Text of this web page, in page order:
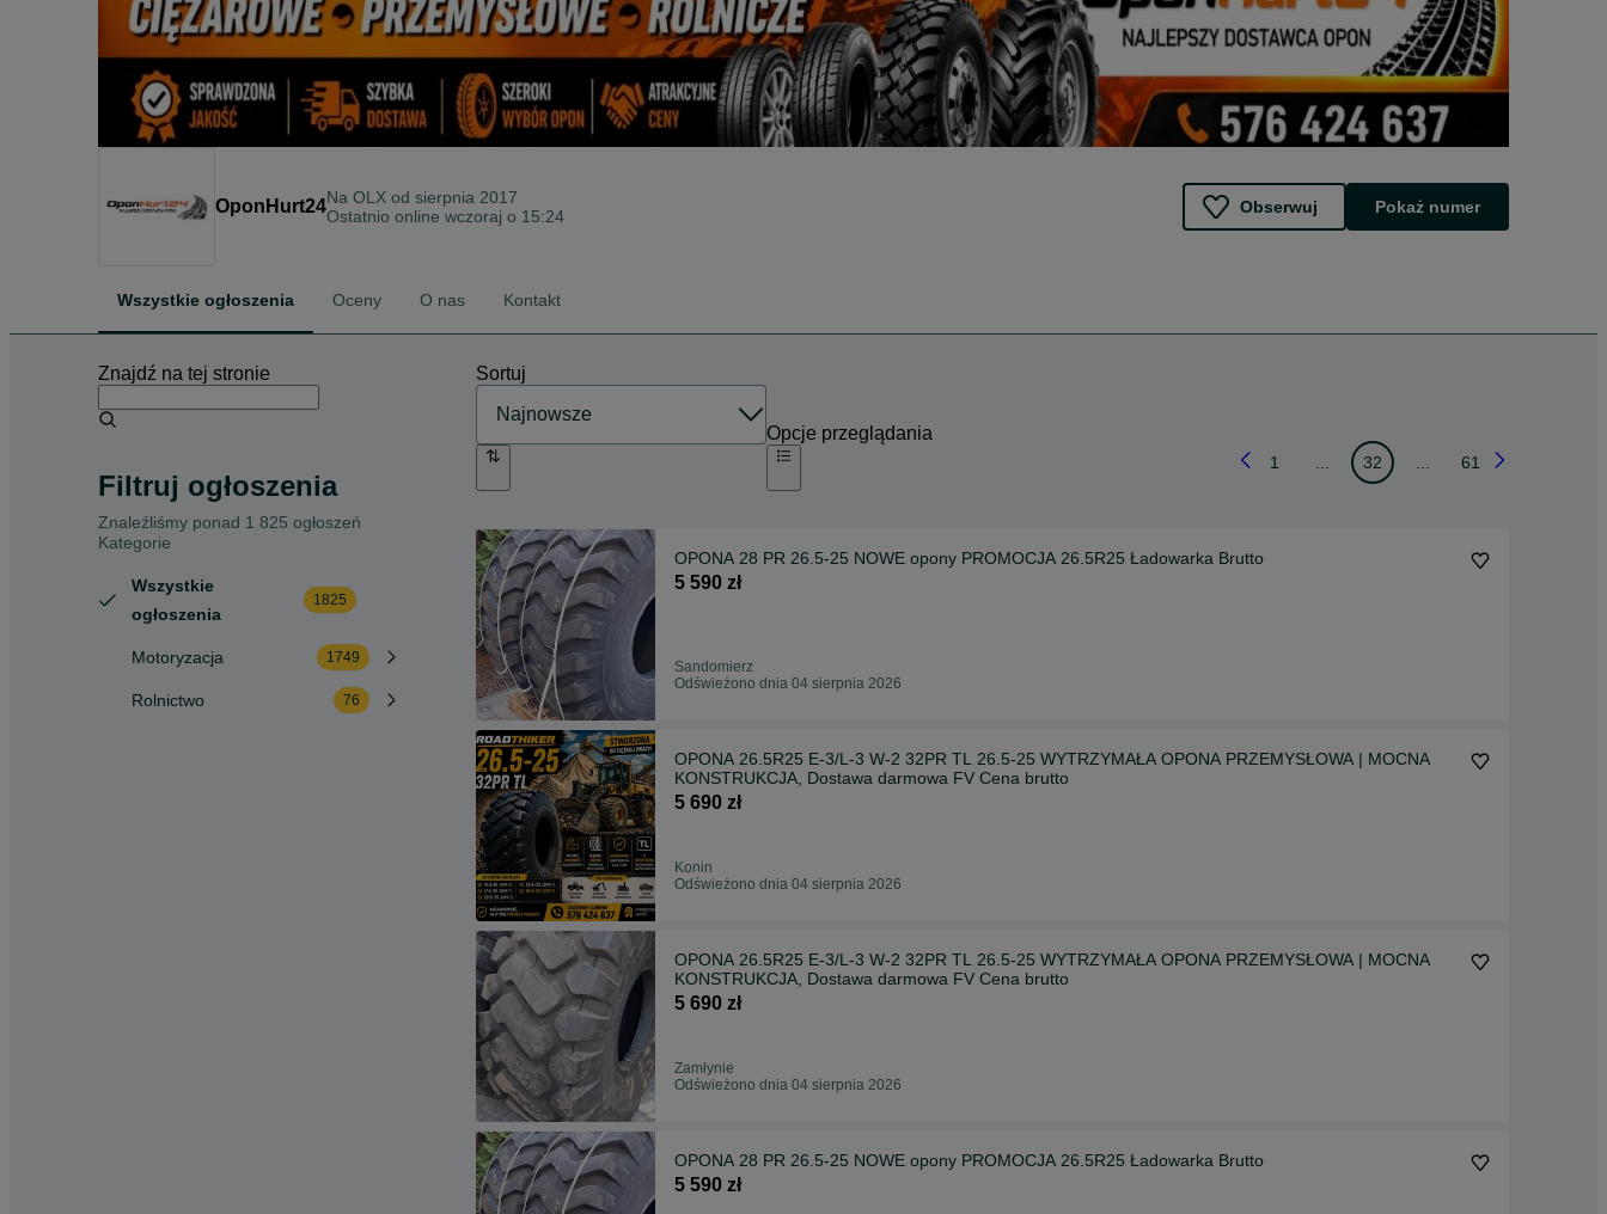
OponHurt24Na OLX od sierpnia 2017
Ostatnio online wczoraj o 15:24
Obserwuj Pokaż numer
Wszystkie ogłoszenia Oceny O nas Kontakt
Znajdź na tej stronie
Filtruj ogłoszenia
Znaleźliśmy ponad 1 825 ogłoszeń
Kategorie
Wszystkie
ogłoszenia
1825
Motoryzacja 1749
Rolnictwo 76
Sortuj
Opcje przeglądania
1 32 61
OPONA 28 PR 26.5-25 NOWE opony PROMOCJA 26.5R25 Ładowarka Brutto
5 590 zł
Sandomierz
Odświeżono dnia 04 sierpnia 2026
OPONA 26.5R25 E-3/L-3 W-2 32PR TL 26.5-25 WYTRZYMAŁA OPONA PRZEMYSŁOWA | MOCNA
KONSTRUKCJA, Dostawa darmowa FV Cena brutto
5 690 zł
Konin
Odświeżono dnia 04 sierpnia 2026
OPONA 26.5R25 E-3/L-3 W-2 32PR TL 26.5-25 WYTRZYMAŁA OPONA PRZEMYSŁOWA | MOCNA
KONSTRUKCJA, Dostawa darmowa FV Cena brutto
5 690 zł
Zamłynie
Odświeżono dnia 04 sierpnia 2026
OPONA 28 PR 26.5-25 NOWE opony PROMOCJA 26.5R25 Ładowarka Brutto
5 590 zł